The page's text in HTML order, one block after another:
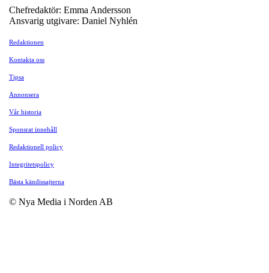
Chefredaktör: Emma Andersson
Ansvarig utgivare: Daniel Nyhlén
Redaktionen
Kontakta oss
Tipsa
Annonsera
Vår historia
Sponsrat innehåll
Redaktionell policy
Integritetspolicy
Bästa kändissajterna
© Nya Media i Norden AB